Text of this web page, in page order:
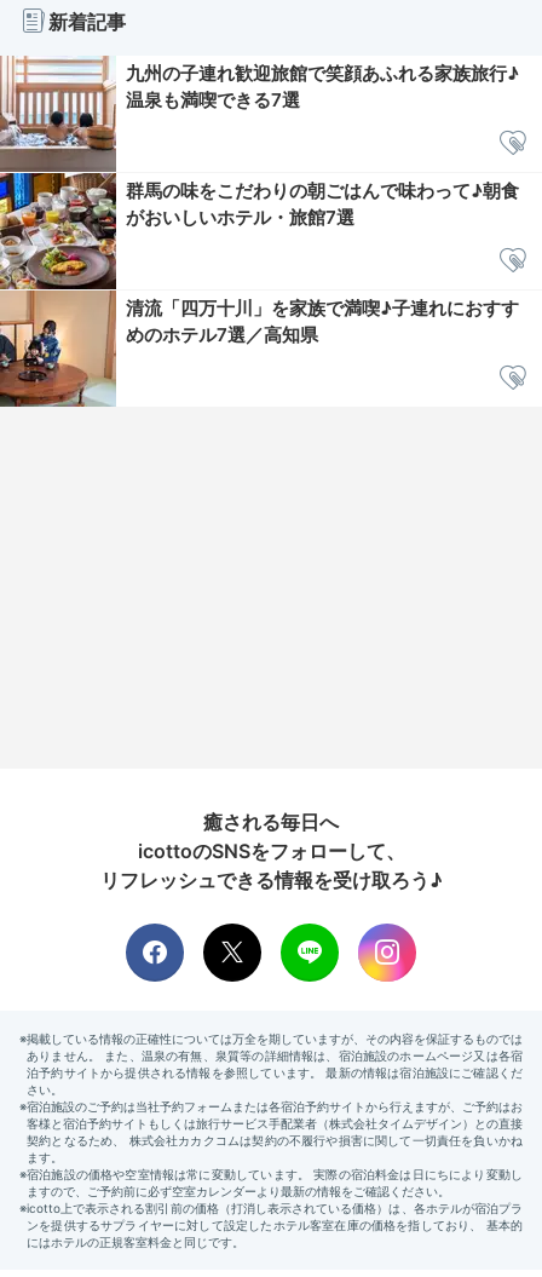
新着記事
九州の子連れ歓迎旅館で笑顔あふれる家族旅行♪
温泉も満喫できる7選
群馬の味をこだわりの朝ごはんで味わって♪朝食
がおいしいホテル・旅館7選
清流「四万十川」を家族で満喫♪子連れにおすす
めのホテル7選／高知県
癒される毎日へ
icottoのSNSをフォローして、
リフレッシュできる情報を受け取ろう♪